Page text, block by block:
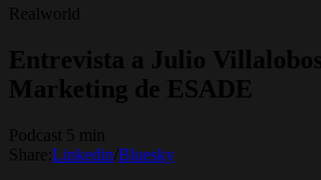
Realworld
Entrevista a Julio
Marketing de ESADE
Podcast 5 min
Share: Linkedin Bluesky